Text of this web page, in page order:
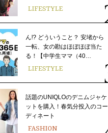
LIFESTYLE
ん!? どういうこと？ 安堵から
一転、女の勘はほぼほぼ当た
る！【中学生ママ（40…
LIFESTYLE
話題のUNIQLOのデニムジャケ
ットを購入！春気分投入のコー
ディネート
FASHION